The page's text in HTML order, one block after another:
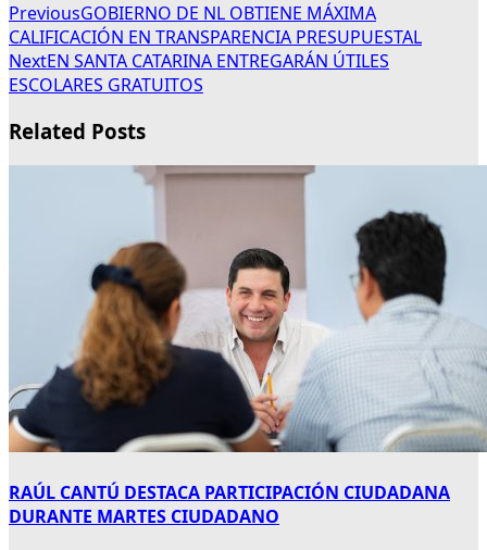
PreviousGOBIERNO DE NL OBTIENE MÁXIMA
CALIFICACIÓN EN TRANSPARENCIA PRESUPUESTAL
NextEN SANTA CATARINA ENTREGARÁN ÚTILES
ESCOLARES GRATUITOS
Related Posts
RAÚL CANTÚ DESTACA PARTICIPACIÓN CIUDADANA
DURANTE MARTES CIUDADANO